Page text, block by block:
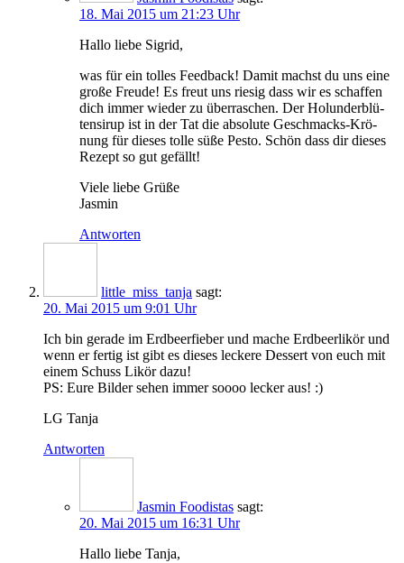
18. Mai 2015 um 21:23 Uhr
Hal­lo lie­be Sigrid,
was für ein tol­les Feed­back! Damit machst du uns eine
gro­ße Freu­de! Es freut uns rie­sig dass wir es schaf­fen
dich immer wie­der zu über­ra­schen. Der Holun­der­blü­
ten­si­rup ist in der Tat die abso­lu­te Geschmacks-Krö­
nung für die­ses tol­le süße Pes­to. Schön dass dir die­ses
Rezept so gut gefällt!
Vie­le lie­be Grüße
Jasmin
Antworten
little_miss_tanja sagt:
20. Mai 2015 um 9:01 Uhr
Ich bin gera­de im Erd­beer­fie­ber und mache Erd­beer­li­kör und
wenn er fer­tig ist gibt es die­ses lecke­re Des­sert von euch mit
einem Schuss Likör dazu!
PS: Eure Bil­der sehen immer soooo lecker aus! :)
LG Tan­ja
Antworten
Jasmin Foodistas sagt:
20. Mai 2015 um 16:31 Uhr
Hal­lo lie­be Tanja,